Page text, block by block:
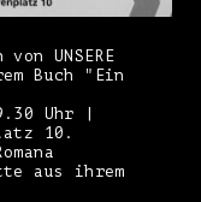
UNSERE
Buch "Ein
Uhr |
10.
aus ihrem